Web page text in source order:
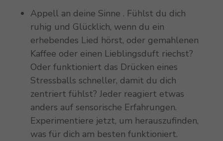
Appell an deine Sinne . Fühlst du dich
ruhig und Glücklich, wenn du ein
erhebendes Lied hörst, oder gemahlenen
Kaffee oder einen Lieblingsduft riechst?
Oder funktioniert das Drücken eines
Stressballs schneller, damit du dich
zentriert fühlst? Jeder reagiert etwas
anders auf sensorische Erfahrungen.
Experimentiere jetzt, um herauszufinden,
was für dich am besten funktioniert.